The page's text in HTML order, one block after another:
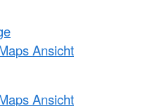
Ansicht
Ansicht